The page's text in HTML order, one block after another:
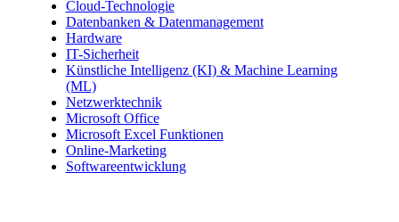
Cloud-Technologie
Datenbanken & Datenmanagement
Hardware
IT-Sicherheit
Künstliche Intelligenz (KI) & Machine Learning
(ML)
Netzwerktechnik
Microsoft Office
Microsoft Excel Funktionen
Online-Marketing
Softwareentwicklung